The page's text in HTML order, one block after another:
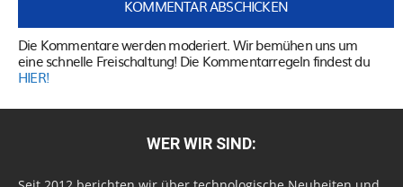
Die Kommentare werden moderiert. Wir bemühen uns um
eine schnelle Freischaltung! Die Kommentarregeln findest du
HIER!
WER WIR SIND: